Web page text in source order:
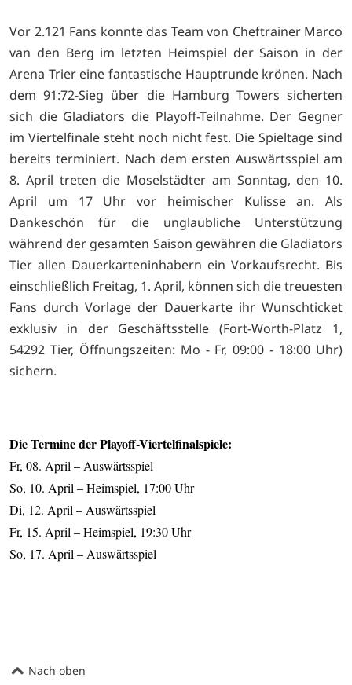
Vor 2.121 Fans konnte das Team von Cheftrainer Marco
van den Berg im letzten Heimspiel der Saison in der
Arena Trier eine fantastische Hauptrunde krönen. Nach
dem 91:72-Sieg über die Hamburg Towers sicherten
sich die Gladiators die Playoff-Teilnahme. Der Gegner
im Viertelfinale steht noch nicht fest. Die Spieltage sind
bereits terminiert. Nach dem ersten Auswärtsspiel am
8. April treten die Moselstädter am Sonntag, den 10.
April um 17 Uhr vor heimischer Kulisse an. Als
Dankeschön für die unglaubliche Unterstützung
während der gesamten Saison gewähren die Gladiators
Tier allen Dauerkarteninhabern ein Vorkaufsrecht. Bis
einschließlich Freitag, 1. April, können sich die treuesten
Fans durch Vorlage der Dauerkarte ihr Wunschticket
exklusiv in der Geschäftsstelle (Fort-Worth-Platz 1,
54292 Tier, Öffnungszeiten: Mo - Fr, 09:00 - 18:00 Uhr)
sichern.
Die Termine der Playoff-Viertelfinalspiele:
Fr, 08. April – Auswärtsspiel
So, 10. April – Heimspiel, 17:00 Uhr
Di, 12. April – Auswärtsspiel
Fr, 15. April – Heimspiel, 19:30 Uhr
So, 17. April – Auswärtsspiel
Nach oben